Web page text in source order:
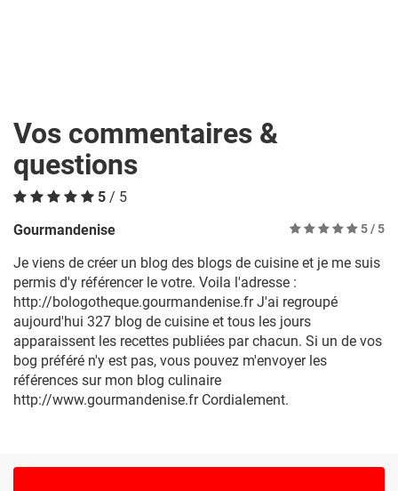
Vos commentaires &
questions
5 / 5
Gourmandenise
5/ 5
Je viens de créer un blog des blogs de cuisine et je me suis
permis d'y référencer le votre. Voila l'adresse :
http://bologotheque.gourmandenise.fr J'ai regroupé
aujourd'hui 327 blog de cuisine et tous les jours
apparaissent les recettes publiées par chacun. Si un de vos
bog préféré n'y est pas, vous pouvez m'envoyer les
références sur mon blog culinaire
http://www.gourmandenise.fr Cordialement.